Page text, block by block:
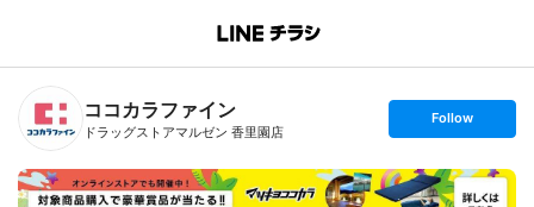
B
n
T
ココカラファイン
ドラッグストアマルゼン 香里園店
s
t
o
l
l
Follow